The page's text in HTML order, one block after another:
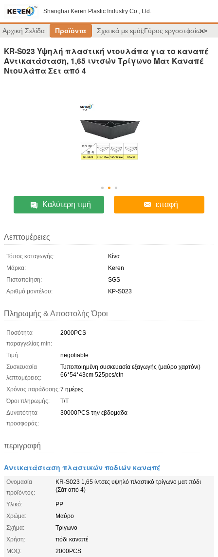
Shanghai Keren Plastic Industry Co., Ltd.
Αρχική Σελίδα Προϊόντα Σχετικά με εμάςΓύρος εργοστασίων
>>
KR-S023 Υψηλή πλαστική ντουλάπα για το καναπέ
Αντικατάσταση, 1,65 ιντσών Τρίγωνο Ματ Καναπέ
Ντουλάπα Σετ από 4
Καλύτερη τιμή επαφή
Λεπτομέρειες
Τόπος καταγωγής:
Κίνα
Μάρκα:
Keren
Πιστοποίηση:
SGS
Αριθμό μοντέλου:
ΚΡ-S023
Πληρωμής & Αποστολής Όροι
Ποσότητα
παραγγελίας min:
2000PCS
Τιμή:
negotiable
Συσκευασία
λεπτομέρειες:
Τυποποιημένη συσκευασία εξαγωγής (μαύρο χαρτόνι)
66*54*43cm 525pcs/ctn
Χρόνος παράδοσης:7 ημέρες
Όροι πληρωμής:
Τ/Τ
Δυνατότητα
προσφοράς:
30000PCS την εβδομάδα
περιγραφή
Αντικατάσταση πλαστικών ποδιών καναπέ
Ονομασία
προϊόντος:
KR-S023 1,65 ίντσες υψηλό πλαστικό τρίγωνο ματ πόδι
(Σάτ από 4)
Υλικό:
PP
Χρώμα:
Μαύρο
Σχήμα:
Τρίγωνο
Χρήση:
πόδι καναπέ
MOQ:
2000PCS